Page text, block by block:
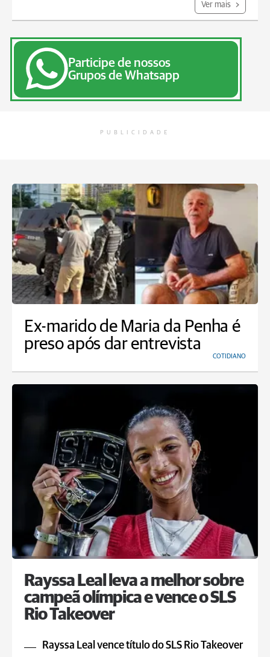
Ver mais
Participe de nossos
Grupos de Whatsapp
PUBLICIDADE
Ex-marido de Maria da Penha é
preso após dar entrevista
COTIDIANO
Rayssa Leal leva a melhor sobre
campeã olímpica e vence o SLS
Rio Takeover
Rayssa Leal vence título do SLS Rio Takeover